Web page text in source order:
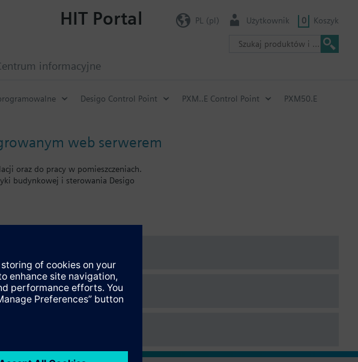
informacyjne
HIT Portal PL (pl) Użytkownik 0 Koszyk
Desigo Control Point PXM..E Control Point PXM50.E
web serwerem
oraz do pracy w pomieszczeniach.
budynkowej i sterowania Desigo
kalendarze, zmiany wartości zadanych, wyświetlanie rzeczywistych wartości itp.)